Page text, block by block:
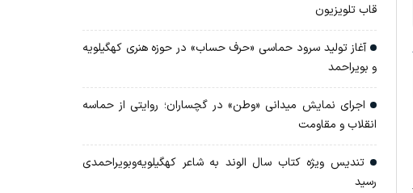
قاب تلویزیون
آغاز تولید سرود حماسی «حرف حساب» در حوزه هنری کهگیلویه
و بویراحمد
اجرای نمایش میدانی «وطن» در گچساران؛ روایتی از حماسه
انقلاب و مقاومت
تندیس ویژه کتاب سال الوند به شاعر کهگیلویه‌وبویراحمدی
رسید